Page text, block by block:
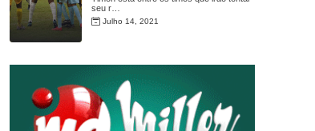
seu r…
Julho 14, 2021